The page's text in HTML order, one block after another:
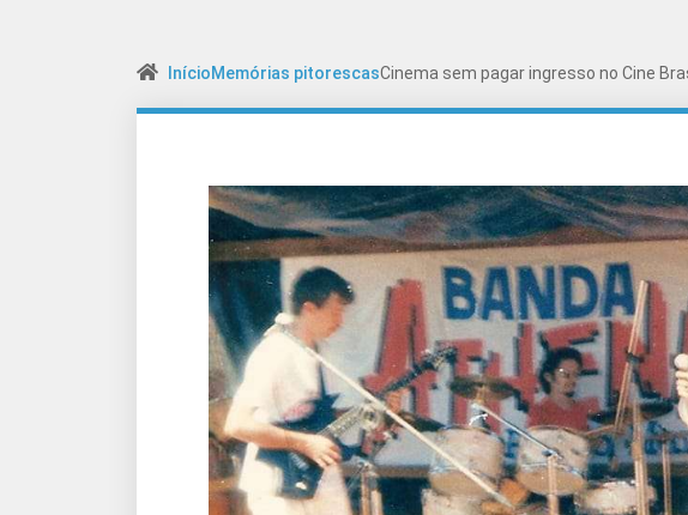
InícioMemórias pitorescasCinema sem pagar ingresso no Cine